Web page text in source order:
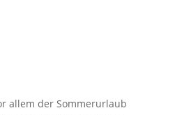
allem der Sommerurlaub